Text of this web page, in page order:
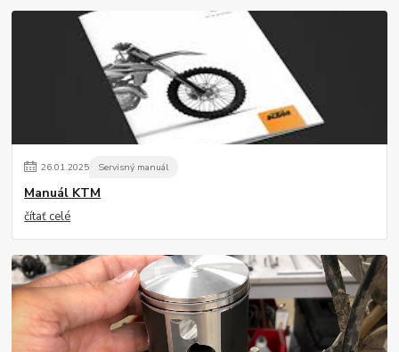
26.01.2025 Servisný manuál
Manuál KTM
čítať celé